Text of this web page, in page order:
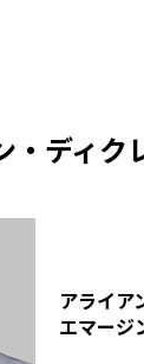
・ディク
アライア
エマー